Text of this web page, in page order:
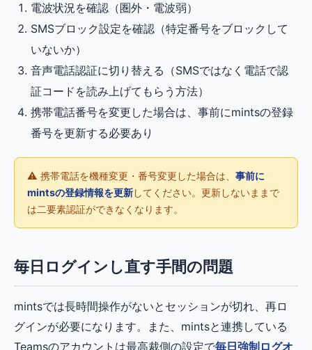
電波状況を確認（圏外・電波弱）
SMSブロック設定を確認（特定番号をブロックして
いないか）
音声電話認証に切り替える（SMSではなく電話で認
証コードを読み上げてもらう方法）
携帯電話番号を変更した場合は、事前にmintsの登録
番号を更新する必要あり
⚠️ 携帯電話を機種変更・番号変更した場合は、 事前に
mintsの登録情報を更新してください。更新しないままで
は二要素認証ができなくなります。
毎日ログインし直す手間の問題
mintsでは長時間操作がないとセッションが切れ、再ロ
グインが必要になります。また、mintsと連携している
Teamsのアカウントは最高裁側の設定で毎日強制ログオ